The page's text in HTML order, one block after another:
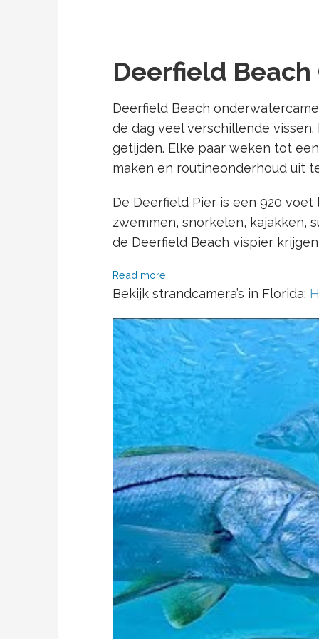
Deerfield
Deerfield Beach
de dag veel verschillende
getijden. Elke paar weken tot
maken en routineonderhoud uit
De Deerfield Pier is een 920
zwemmen, snorkelen, kajakken,
de Deerfield Beach vispier
Read more
Bekijk strandcamera’s in Florida: